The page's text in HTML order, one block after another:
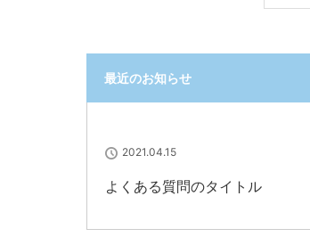
最近のお知らせ
2021.04.15
よくある質問のタイトル